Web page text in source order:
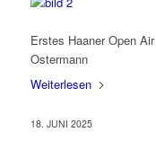
Erstes Haaner Open
Ostermann
Weiterlesen
18. JUNI 2025